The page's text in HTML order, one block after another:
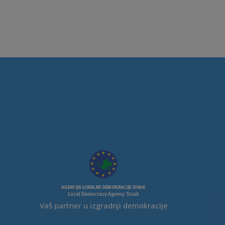
Vaš partner u izgradnji demokracije